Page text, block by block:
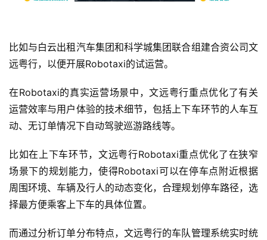
内
容
比如与白云出租汽车集团和科学城集团联合组建合资公司文
远粤行，以便开展Robotaxi的试运营。
在Robotaxi的真实运营场景中，文远粤行重点优化了有关
运营效率与用户体验的技术细节，包括上下车环节的人车互
动、无订单情况下自动驾驶巡游路线等。
比如在上下车环节，文远粤行Robotaxi重点优化了在狭窄
场景下的规划能力，使得Robotaxi可以在停车点附近根据
周围环境、车辆及行人的动态变化，合理规划停车路径，选
择最方便乘客上下车的具体位置。
而通过分析订单分布特点，文远粤行的车队管理系统实时统